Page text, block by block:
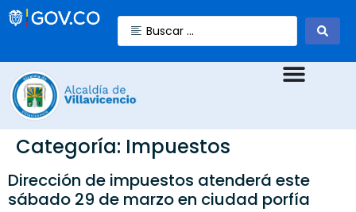
Categoría: Impuestos
Dirección de impuestos atenderá este
sábado 29 de marzo en ciudad porfía